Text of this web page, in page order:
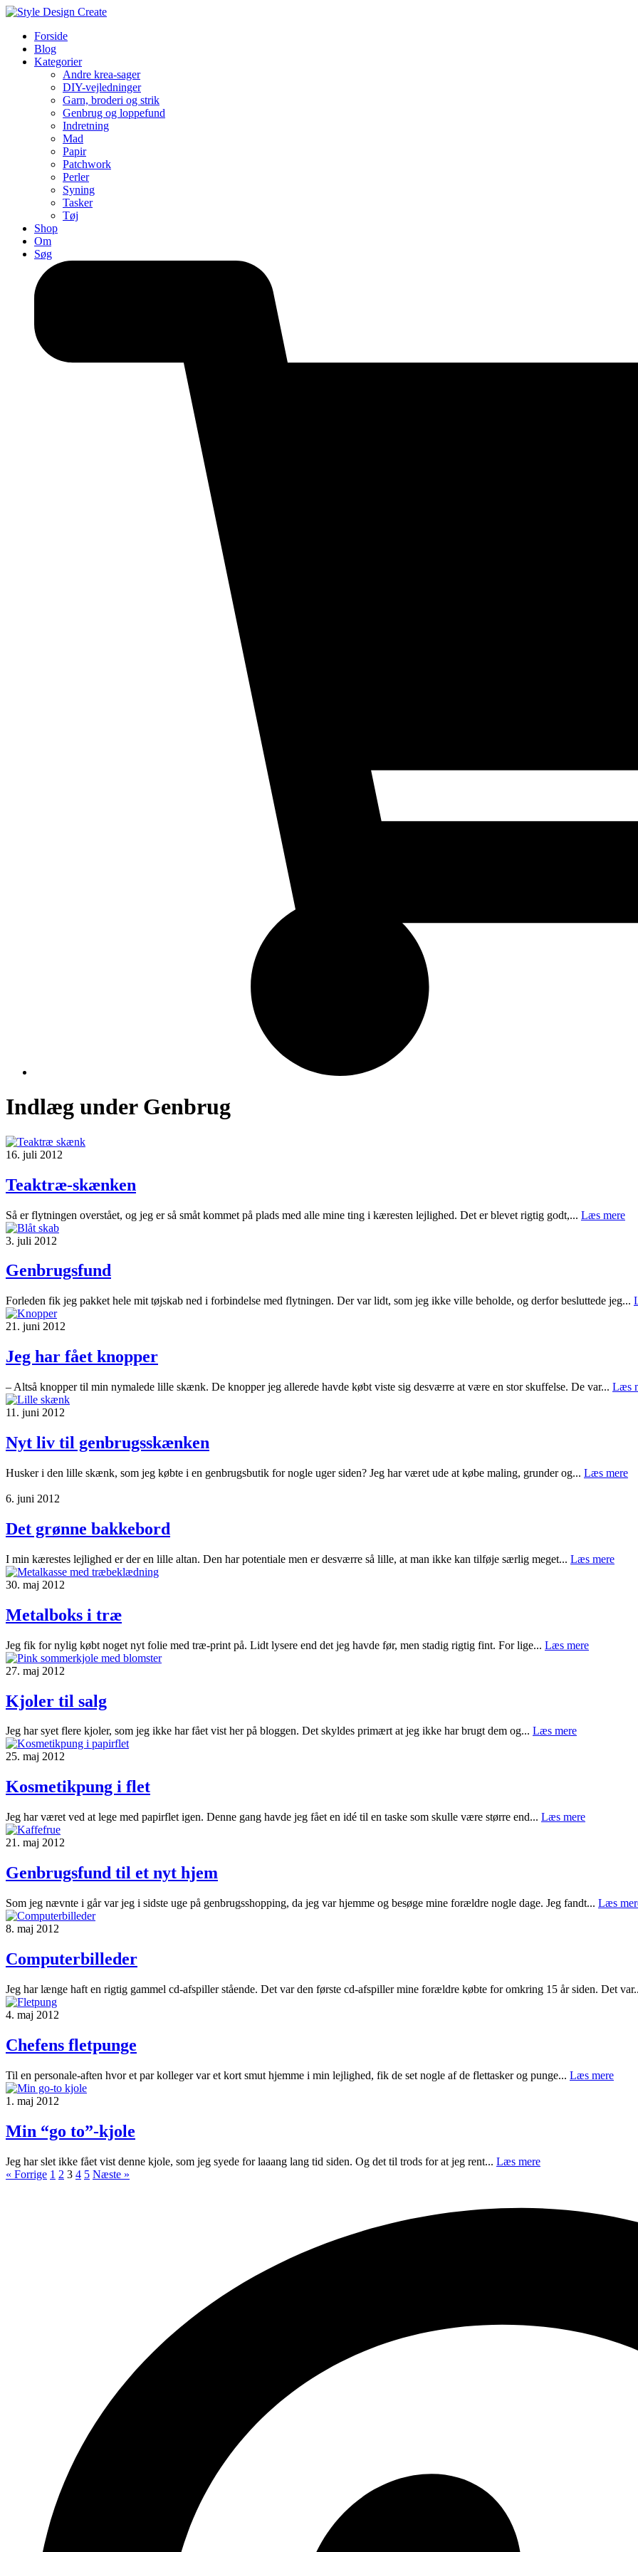
Forside
Blog
Kategorier
Andre krea-sager
DIY-vejledninger
Garn, broderi og strik
Genbrug og loppefund
Indretning
Mad
Papir
Patchwork
Perler
Syning
Tasker
Tøj
Shop
Om
Søg
Indlæg under Genbrug
16. juli 2012
Teaktræ-skænken
Så er flytningen overstået, og jeg er så småt kommet på plads med alle mine ting i kæresten lejlighed. Det er blevet rigtig godt,... Læs mere
3. juli 2012
Genbrugsfund
Forleden fik jeg pakket hele mit tøjskab ned i forbindelse med flytningen. Der var lidt, som jeg ikke ville beholde, og derfor besluttede jeg...
21. juni 2012
Jeg har fået knopper
– Altså knopper til min nymalede lille skænk. De knopper jeg allerede havde købt viste sig desværre at være en stor skuffelse. De var... Læs
11. juni 2012
Nyt liv til genbrugsskænken
Husker i den lille skænk, som jeg købte i en genbrugsbutik for nogle uger siden? Jeg har været ude at købe maling, grunder og... Læs mere
6. juni 2012
Det grønne bakkebord
I min kærestes lejlighed er der en lille altan. Den har potentiale men er desværre så lille, at man ikke kan tilføje særlig meget... Læs mere
30. maj 2012
Metalboks i træ
Jeg fik for nylig købt noget nyt folie med træ-print på. Lidt lysere end det jeg havde før, men stadig rigtig fint. For lige... Læs mere
27. maj 2012
Kjoler til salg
Jeg har syet flere kjoler, som jeg ikke har fået vist her på bloggen. Det skyldes primært at jeg ikke har brugt dem og... Læs mere
25. maj 2012
Kosmetikpung i flet
Jeg har været ved at lege med papirflet igen. Denne gang havde jeg fået en idé til en taske som skulle være større end... Læs mere
21. maj 2012
Genbrugsfund til et nyt hjem
Som jeg nævnte i går var jeg i sidste uge på genbrugsshopping, da jeg var hjemme og besøge mine forældre nogle dage. Jeg fandt... Læs
8. maj 2012
Computerbilleder
Jeg har længe haft en rigtig gammel cd-afspiller stående. Det var den første cd-afspiller mine forældre købte for omkring 15 år siden. Det
4. maj 2012
Chefens fletpunge
Til en personale-aften hvor et par kolleger var et kort smut hjemme i min lejlighed, fik de set nogle af de flettasker og punge... Læs mere
1. maj 2012
Min “go to”-kjole
Jeg har slet ikke fået vist denne kjole, som jeg syede for laaang lang tid siden. Og det til trods for at jeg rent... Læs mere
« Forrige 1 2 3 4 5 Næste »